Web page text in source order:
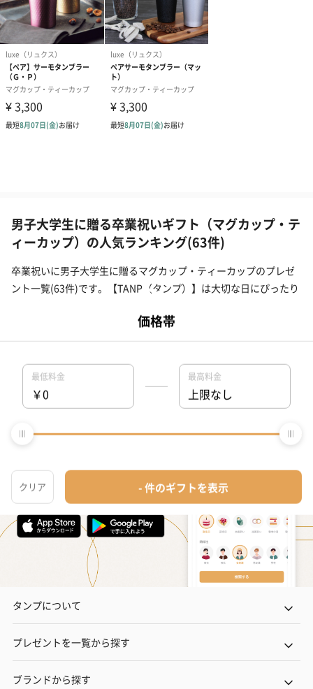
男子大学生に贈る卒業祝いギフト（マグカップ・テ
ィーカップ）の人気ランキング(63件)
卒業祝いに男子大学生に贈るマグカップ・ティーカップのプレゼ
ント一覧(63件)です。【TANP（タンプ）】は大切な日にぴったり
をこだわりのラッピングで、最短で即日発送にてご対応いたしま
す。
タンプホーム > 男子大学生
タンプについて
プレゼントを一覧から探す
ブランドから探す